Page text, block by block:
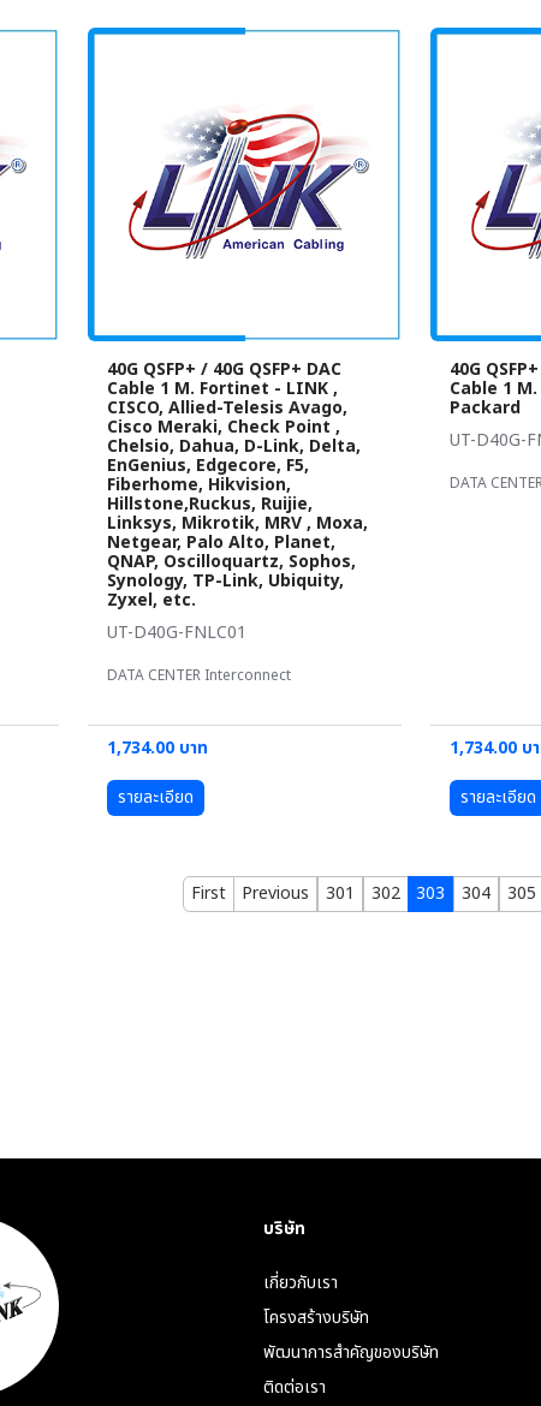
40G QSFP+ / 40G QSFP+ DAC
Cable 1 M. Fortinet - LINK ,
CISCO, Allied-Telesis Avago,
Cisco Meraki, Check Point ,
Chelsio, Dahua, D-Link, Delta,
EnGenius, Edgecore, F5,
Fiberhome, Hikvision,
Hillstone,Ruckus, Ruijie,
Linksys, Mikrotik, MRV , Moxa,
Netgear, Palo Alto, Planet,
QNAP, Oscilloquartz, Sophos,
Synology, TP-Link, Ubiquity,
Zyxel, etc.
UT-D40G-FNLC01
DATA CENTER Interconnect
1,734.00 บาท
รายละเอียด
40G
Cable 1
Packard
UT-D40G-
DATA
1,734.00 บ
รายละเอียด
First Previous 301 302 303 304 305
บริษัท
เกี่ยวกับเรา
โครงสร้างบริษัท
พัฒนาการสำคัญของบริษัท
ติดต่อเรา